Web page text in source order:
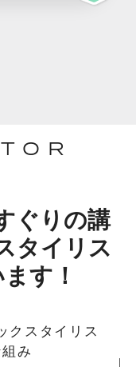
ぐりの講
タイリス
す！
クスタイリス
み